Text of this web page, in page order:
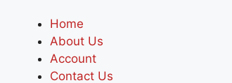
Home
About Us
Account
Contact Us